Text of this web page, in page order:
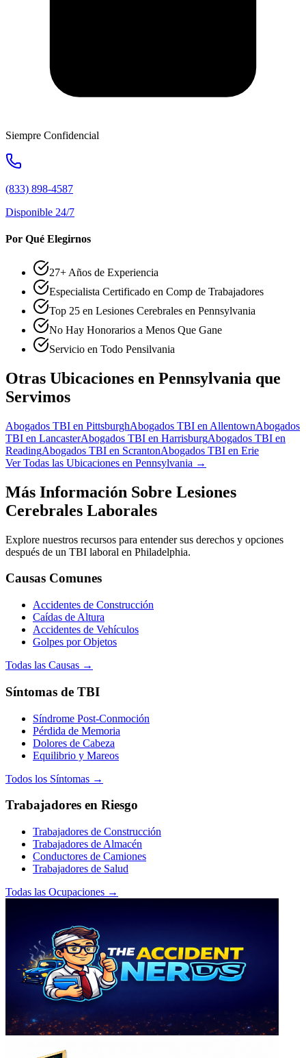
Siempre Confidencial
(833) 898-4587
Disponible 24/7
Por Qué Elegirnos
27+ Años de Experiencia
Especialista Certificado en Comp de Trabajadores
Top 25 en Lesiones Cerebrales en Pennsylvania
No Hay Honorarios a Menos Que Gane
Servicio en Todo Pensilvania
Otras Ubicaciones en Pennsylvania que
Servimos
Abogados TBI en PittsburghAbogados TBI en AllentownAbogados
TBI en LancasterAbogados TBI en HarrisburgAbogados TBI en
ReadingAbogados TBI en ScrantonAbogados TBI en Erie
Ver Todas las Ubicaciones en Pennsylvania →
Más Información Sobre Lesiones
Cerebrales Laborales
Explore nuestros recursos para entender sus derechos y opciones
después de un TBI laboral en Philadelphia.
Causas Comunes
Accidentes de Construcción
Caídas de Altura
Accidentes de Vehículos
Golpes por Objetos
Todas las Causas →
Síntomas de TBI
Síndrome Post-Conmoción
Pérdida de Memoria
Dolores de Cabeza
Equilibrio y Mareos
Todos los Síntomas →
Trabajadores en Riesgo
Trabajadores de Construcción
Trabajadores de Almacén
Conductores de Camiones
Trabajadores de Salud
Todas las Ocupaciones →